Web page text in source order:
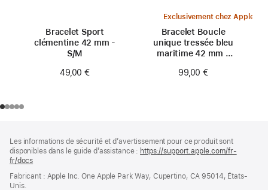
Bracelet Sport
clémentine 42 mm -
S/M
49,00 €
Exclusivement chez Apple
Bracelet Boucle
unique tressée bleu
maritime 42 mm -
99,00 €
de
page
de
bas
page
Les informations de sécurité et d’avertissement pour ce produit sont
disponibles dans le guide d’assistance : https://support.apple.com/fr-
fr/docs
une
Fabricant : Apple Inc. One Apple Park Way, Cupertino, CA 95014, États-
Unis.